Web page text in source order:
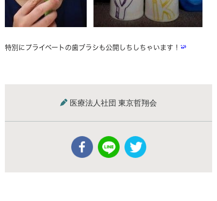
特別にプライベートの歯ブラシも公開しちしちゃいます！
医療法人社団 東京哲翔会